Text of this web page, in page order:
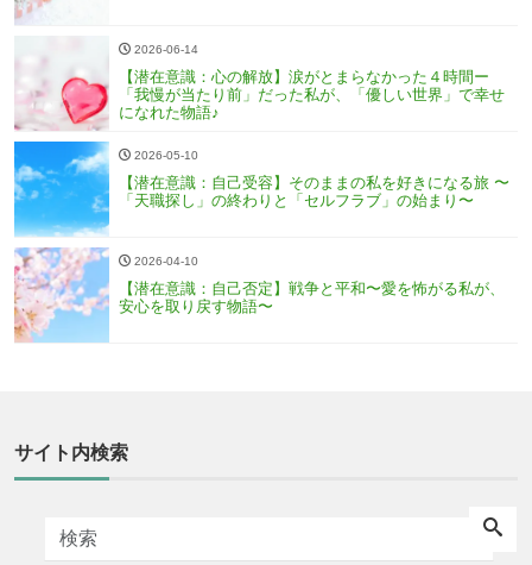
2026-06-14
【潜在意識：心の解放】涙がとまらなかった４時間ー
「我慢が当たり前」だった私が、「優しい世界」で幸せ
になれた物語♪
2026-05-10
【潜在意識：自己受容】そのままの私を好きになる旅 〜
「天職探し」の終わりと「セルフラブ」の始まり〜
2026-04-10
【潜在意識：自己否定】戦争と平和〜愛を怖がる私が、
安心を取り戻す物語〜
サイト内検索